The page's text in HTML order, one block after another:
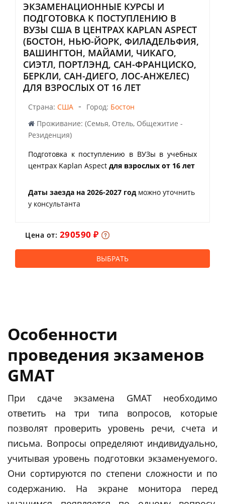
ЭКЗАМЕНАЦИОННЫЕ КУРСЫ И
ПОДГОТОВКА К ПОСТУПЛЕНИЮ В
ВУЗЫ США В ЦЕНТРАХ KAPLAN ASPECT
(БОСТОН, НЬЮ-ЙОРК, ФИЛАДЕЛЬФИЯ,
ВАШИНГТОН, МАЙАМИ, ЧИКАГО,
СИЭТЛ, ПОРТЛЭНД, САН-ФРАНЦИСКО,
БЕРКЛИ, САН-ДИЕГО, ЛОС-АНЖЕЛЕС)
ДЛЯ ВЗРОСЛЫХ ОТ 16 ЛЕТ
Страна: США - Город: Бостон
Проживание: (Семья, Отель, Общежитие -
Резиденция)
Подготовка к поступлению в ВУЗы в учебных
центрах Kaplan Aspect для взрослых от 16 лет
Даты заезда на 2026-2027 год можно уточнить
у консультанта
Цена от: 290590 ₽
ВЫБРАТЬ
Особенности
проведения экзаменов
GMAT
При сдаче экзамена GMAT необходимо
ответить на три типа вопросов, которые
позволят проверить уровень речи, счета и
письма. Вопросы определяют индивидуально,
учитывая уровень подготовки экзаменуемого.
Они сортируются по степени сложности и по
содержанию. На экране монитора перед